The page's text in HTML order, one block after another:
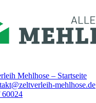
Mehlhose – Startseite
mehlhose.de
60024